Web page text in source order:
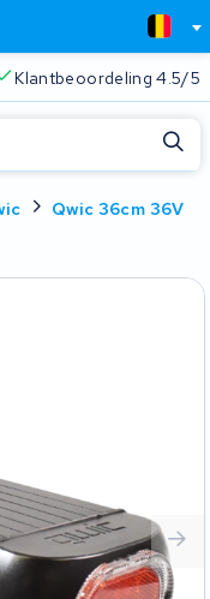
Klantbeoordeling 4.5/5
Qwic 36cm 36V
Sluiten
te zoeken